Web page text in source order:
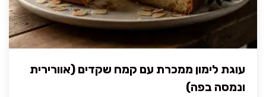
עוגת לימון ממכרת עם קמח שקדים (אוורירית
ונמסה בפה)